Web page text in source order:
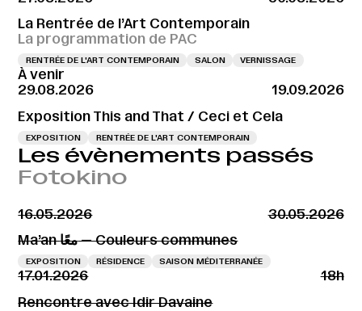
La Rentrée de l’Art Contemporain
La programmation de PAC
RENTRÉE DE L'ART CONTEMPORAIN SALON VERNISSAGE
À venir
29.08.2026
19.09.2026
Exposition This and That / Ceci et Cela
EXPOSITION RENTRÉE DE L'ART CONTEMPORAIN
Les évènements passés
Fotokino
16.05.2026
30.05.2026
Ma’an معًا — Couleurs communes
EXPOSITION RÉSIDENCE SAISON MÉDITERRANÉE
17.01.2026
18h
Rencontre avec Idir Davaine